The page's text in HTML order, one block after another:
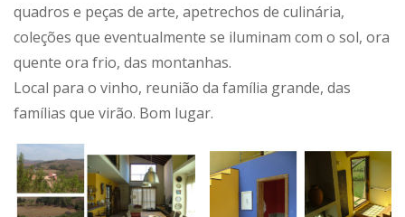
quadros e peças de arte, apetrechos de culinária,
coleções que eventualmente se iluminam com o sol, ora
quente ora frio, das montanhas.
Local para o vinho, reunião da família grande, das
famílias que virão. Bom lugar.